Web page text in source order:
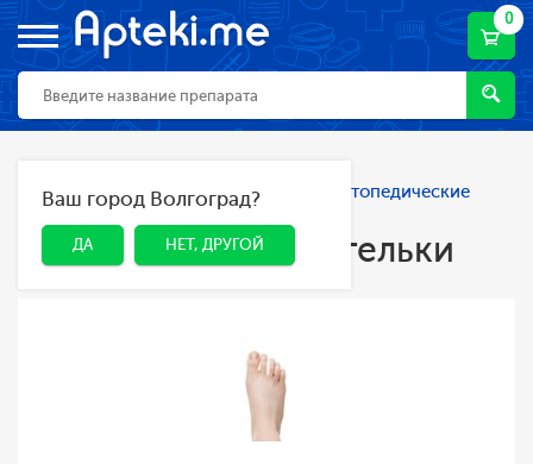
0
ДА НЕТ, ДРУГОЙ
Ваш город Волгоград?
ДА НЕТ, ДРУГОЙ
Главная Каталог Ортопедия
Ортопедические
стельки
Ортопедические стельки